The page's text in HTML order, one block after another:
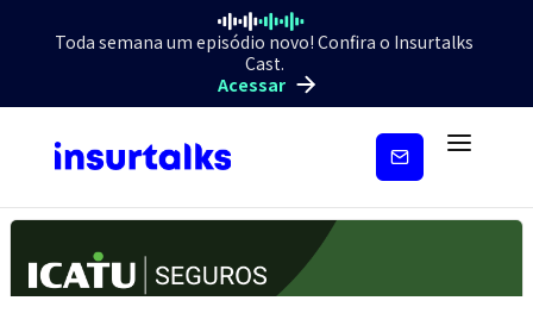
Toda semana um episódio novo! Confira o Insurtalks
Cast.
Acessar
Inscreva-